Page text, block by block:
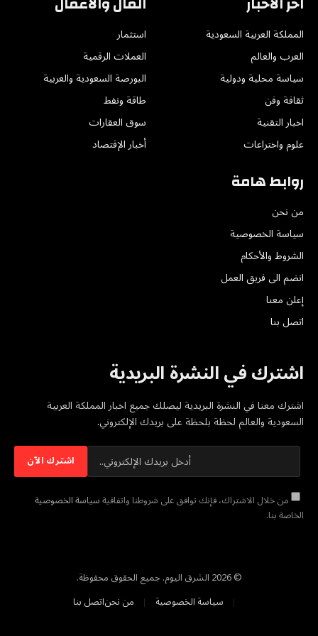
المملكة العربية السعودية
العرب والعالم
سياسة محلية ودولية
ثقافة وفن
اخبار التقنية
علوم واختراعات
استثمار
العملات الرقمية
البورصة السعودية والعربية
طاقة ونفط
سوق العقارات
أخبار الإقتصاد
روابط هامة
من نحن
سياسة الخصوصية
الشروط والأحكام
انضم الى فريق العمل
إعلن معنا
اتصل بنا
اشترك في النشرة البريدية
اشترك معنا في النشرة البريدية ليصلك جميع اخبار المملكة العربية
السعودية والعالم لحظة بلحظة على بريدك الإلكتروني.
من خلال الاشتراك، فإنك توافق على شروطنا واتفاقيةسياسة الخصوصية
الخاصة بنا.
© 2026 الشرق اليوم. جميع الحقوق محفوظة.
سياسة الخصوصية
من نحناتصل بنا